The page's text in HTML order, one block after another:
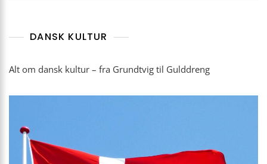
DANSK KULTUR
Alt om dansk kultur – fra Grundtvig til Gulddreng